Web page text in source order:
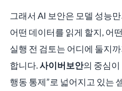
그래서 AI 보안은 모델 성능
어떤 데이터를 읽게 할지, 어
실행 전 검토는 어디에 둘지
합니다.사이버보안의 중심이
행동 통제”로 넓어지고 있는